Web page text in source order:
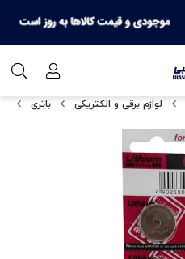
لوازم برقی و الکتریکی باتری